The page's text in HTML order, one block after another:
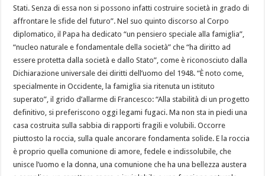
Stati. Senza di essa non si possono infatti costruire società in grado di
affrontare le sfide del futuro”. Nel suo quinto discorso al Corpo
diplomatico, il Papa ha dedicato “un pensiero speciale alla famiglia”,
“nucleo naturale e fondamentale della società” che “ha diritto ad
essere protetta dalla società e dallo Stato”, come è riconosciuto dalla
Dichiarazione universale dei diritti dell’uomo del 1948. “È noto come,
specialmente in Occidente, la famiglia sia ritenuta un istituto
superato”, il grido d’allarme di Francesco: “Alla stabilità di un progetto
definitivo, si preferiscono oggi legami fugaci. Ma non sta in piedi una
casa costruita sulla sabbia di rapporti fragili e volubili. Occorre
piuttosto la roccia, sulla quale ancorare fondamenta solide. E la roccia
è proprio quella comunione di amore, fedele e indissolubile, che
unisce l’uomo e la donna, una comunione che ha una bellezza austera